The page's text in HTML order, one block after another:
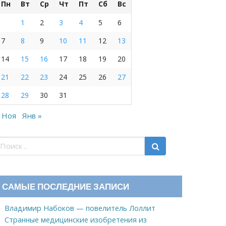
Пн Вт Ср Чт Пт Сб
Вс
1
2 3 4 5
6
7
8 9 10 11 12
13
14
15 16 17 18 19
20
21
22 23 24 25 26
27
28
29 30 31
Ноя Янв »
САМЫЕ ПОСЛЕДНИЕ ЗАПИСИ
Владимир Набоков — повелитель Лоллит
Странные медицинские изобретения из